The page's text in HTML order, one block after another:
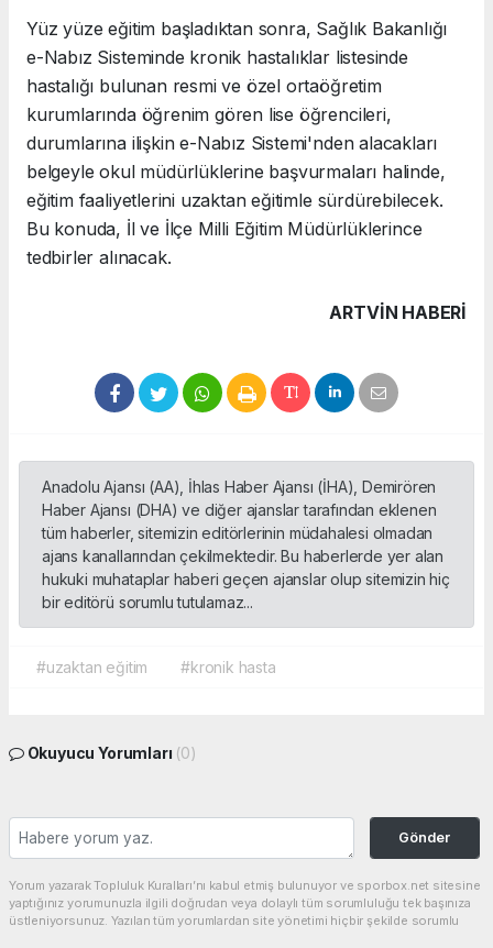
Yüz yüze eğitim başladıktan sonra, Sağlık Bakanlığı
e-Nabız Sisteminde kronik hastalıklar listesinde
hastalığı bulunan resmi ve özel ortaöğretim
kurumlarında öğrenim gören lise öğrencileri,
durumlarına ilişkin e-Nabız Sistemi'nden alacakları
belgeyle okul müdürlüklerine başvurmaları halinde,
eğitim faaliyetlerini uzaktan eğitimle sürdürebilecek.
Bu konuda, İl ve İlçe Milli Eğitim Müdürlüklerince
tedbirler alınacak.
ARTVIN HABERİ
Anadolu Ajansı (AA), İhlas Haber Ajansı (İHA), Demirören
Haber Ajansı (DHA) ve diğer ajanslar tarafından eklenen
tüm haberler, sitemizin editörlerinin müdahalesi olmadan
ajans kanallarından çekilmektedir. Bu haberlerde yer alan
hukuki muhataplar haberi geçen ajanslar olup sitemizin hiç
bir editörü sorumlu tutulamaz...
#uzaktan eğitim #kronik hasta
Okuyucu Yorumları (0)
Gönder
Yorum yazarak Topluluk Kuralları’nı kabul etmiş bulunuyor ve sporbox.net sitesine
yaptığınız yorumunuzla ilgili doğrudan veya dolaylı tüm sorumluluğu tek başınıza
üstleniyorsunuz. Yazılan tüm yorumlardan site yönetimi hiçbir şekilde sorumlu